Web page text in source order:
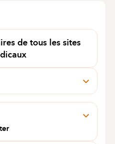
de tous les sites
201
téléphone